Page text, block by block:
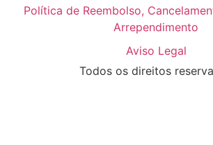
Política de Reembolso,
Arrependimento
Aviso Legal
Todos os direitos